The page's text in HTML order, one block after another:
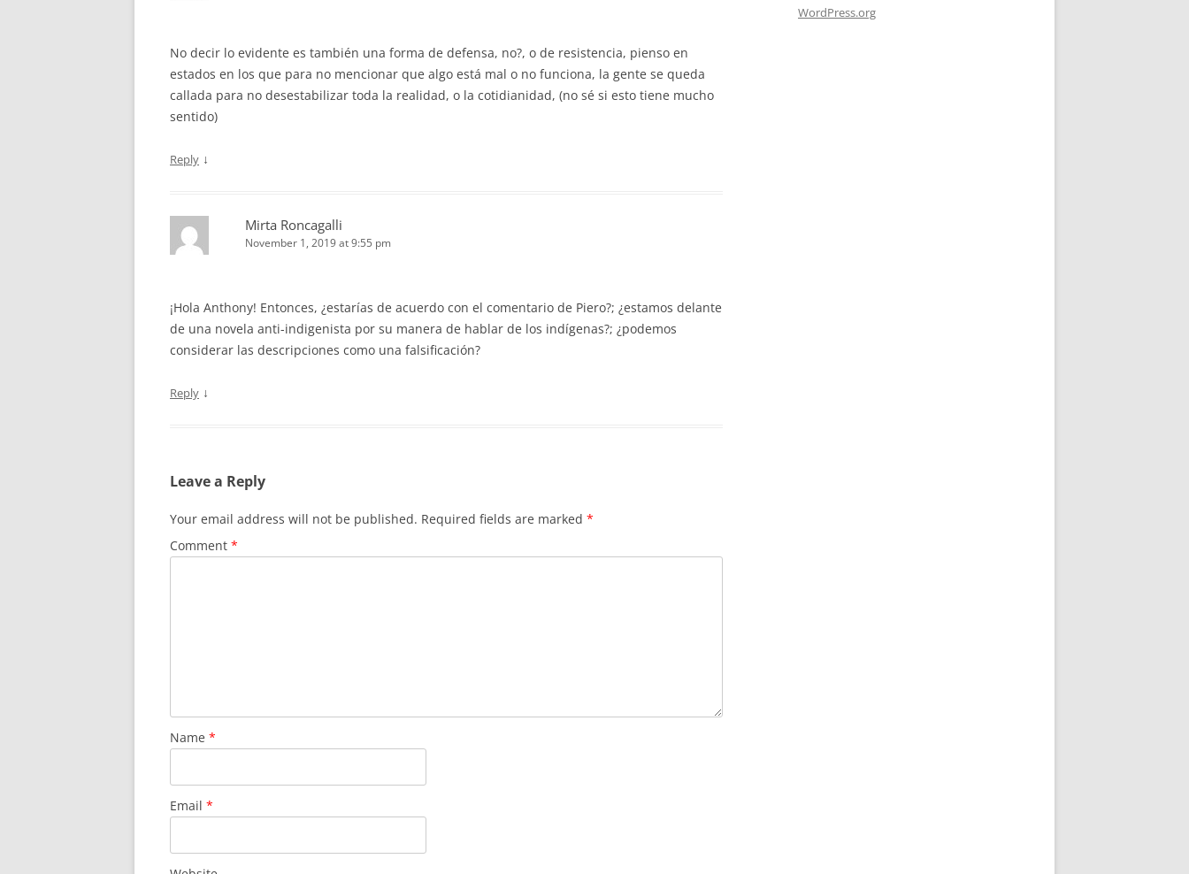
No decir lo evidente es también una forma de defensa, no?, o de resistencia, pienso en
estados en los que para no mencionar que algo está mal o no funciona, la gente se queda
callada para no desestabilizar toda la realidad, o la cotidianidad, (no sé si esto tiene mucho
sentido)
Reply ↓
Mirta Roncagalli
November 1, 2019 at 9:55 pm
¡Hola Anthony! Entonces, ¿estarías de acuerdo con el comentario de Piero?; ¿estamos delante
de una novela anti-indigenista por su manera de hablar de los indígenas?; ¿podemos
considerar las descripciones como una falsificación?
Reply ↓
Leave a Reply
Your email address will not be published. Required fields are marked *
Comment *
Name *
Email *
WordPress.org